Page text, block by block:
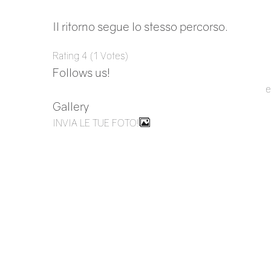
Il ritorno segue lo stesso percorso.
Rating 4 (1 Votes)
Follows us!
Gallery
INVIA LE TUE FOTO!